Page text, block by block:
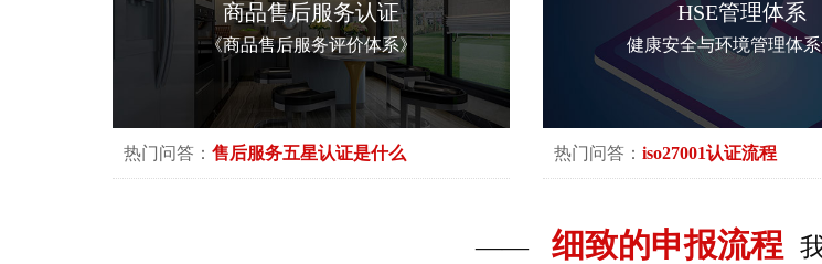
商品售后服务认证
《商品售后服务评价体系》
热门问答： 售后服务五星认证是什么
HSE管理体系
健康安全与环境管理体
热门问答： iso27001认证流程
—— 细致的申报流程